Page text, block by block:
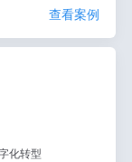
查看案例
化转型